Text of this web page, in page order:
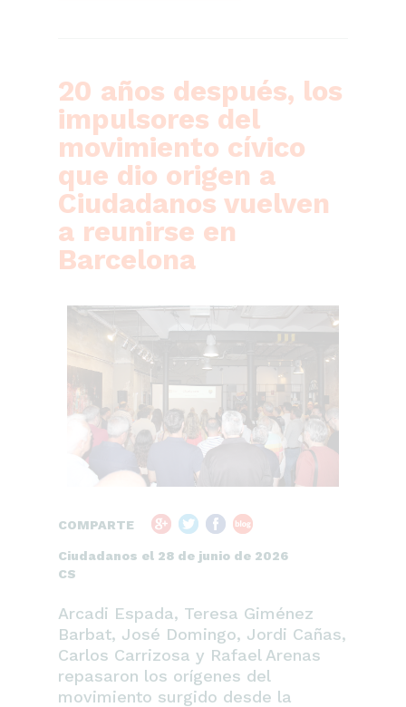
20 años después, los
impulsores del
movimiento cívico
que dio origen a
Ciudadanos vuelven
a reunirse en
Barcelona
COMPARTE
Ciudadanos el 28 de junio de 2026
CS
Arcadi Espada, Teresa Giménez
Barbat, José Domingo, Jordi Cañas,
Carlos Carrizosa y Rafael Arenas
repasaron los orígenes del
movimiento surgido desde la